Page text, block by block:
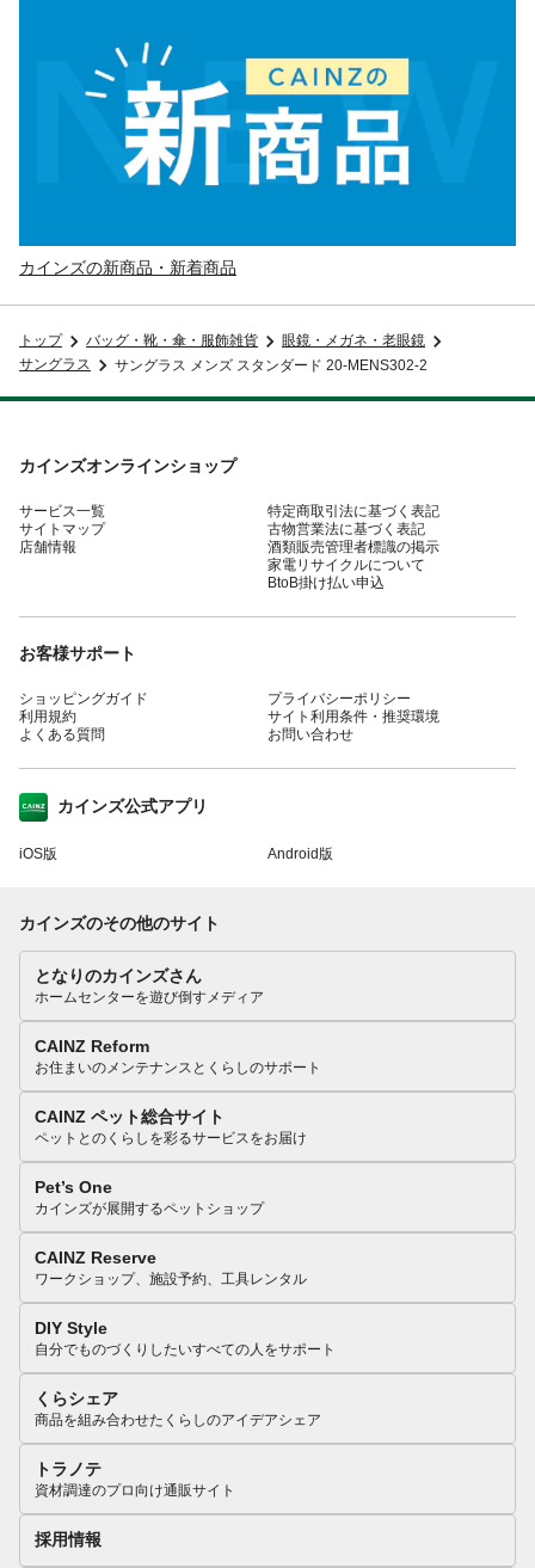
カインズの新商品・新着商品
トップ バッグ・靴・傘・服飾雑貨
眼鏡・メガネ・老眼鏡
サングラス
サングラス メンズ スタンダード 20-MENS302-2
カインズオンラインショップ
サービス一覧
サイトマップ
店舗情報
特定商取引法に基づく表記
古物営業法に基づく表記
酒類販売管理者標識の掲示
家電リサイクルについて
BtoB掛け払い申込
お客様サポート
ショッピングガイド
利用規約
よくある質問
プライバシーポリシー
サイト利用条件・推奨環境
お問い合わせ
カインズ公式アプリ
iOS版 Android版
カインズのその他のサイト
となりのカインズさん
ホームセンターを遊び倒すメディア
CAINZ Reform
お住まいのメンテナンスとくらしのサポート
CAINZ ペット総合サイト
ペットとのくらしを彩るサービスをお届け
Pet’s One
カインズが展開するペットショップ
CAINZ Reserve
ワークショップ、施設予約、工具レンタル
DIY Style
自分でものづくりしたいすべての人をサポート
くらシェア
商品を組み合わせたくらしのアイデアシェア
トラノテ
資材調達のプロ向け通販サイト
採用情報